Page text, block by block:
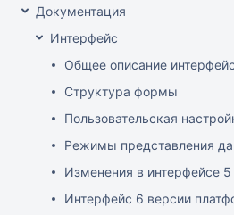
Документация
Интерфейс
Общее описание
Структура формы
Пользовательская
Режимы представления
Изменения в интерфейсе 5
Интерфейс 6 версии